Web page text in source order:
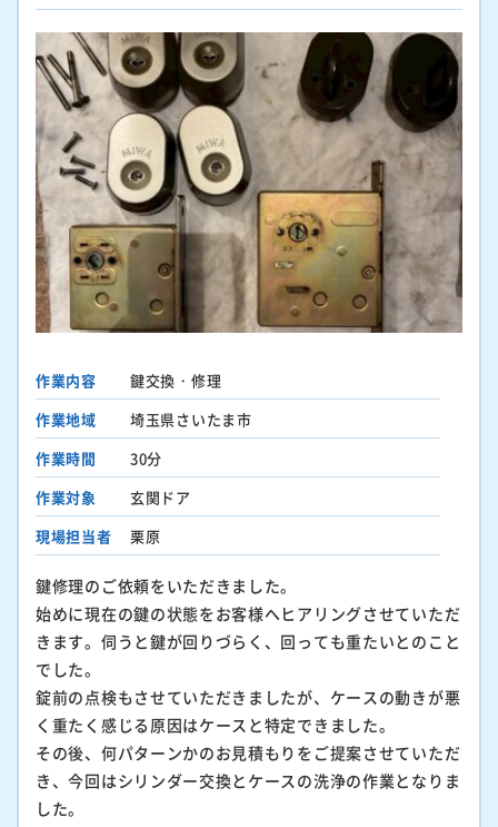
作業内容
鍵交換・修理
作業地域
埼玉県さいたま市
作業時間
30分
作業対象
玄関ドア
現場担当者
栗原
鍵修理のご依頼をいただきました。
始めに現在の鍵の状態をお客様へヒアリングさせていただ
きます。伺うと鍵が回りづらく、回っても重たいとのこと
でした。
錠前の点検もさせていただきましたが、ケースの動きが悪
く重たく感じる原因はケースと特定できました。
その後、何パターンかのお見積もりをご提案させていただ
き、今回はシリンダー交換とケースの洗浄の作業となりま
した。